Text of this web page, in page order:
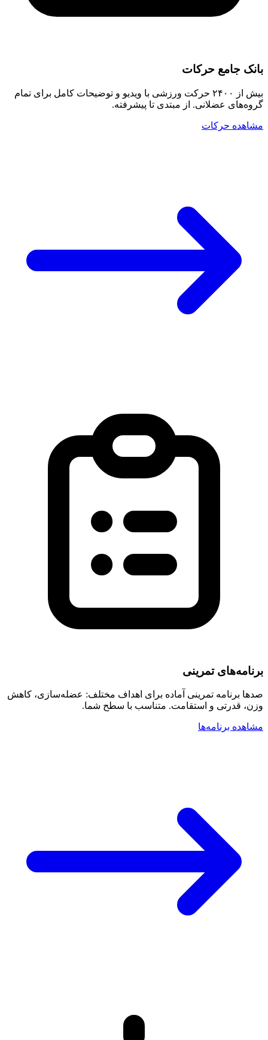
بانک جامع حرکات
بیش از ۲۴۰۰ حرکت ورزشی با ویدیو و توضیحات کامل برای تمام
گروه‌های عضلانی. از مبتدی تا پیشرفته.
مشاهده حرکات
برنامه‌های تمرینی
صدها برنامه تمرینی آماده برای اهداف مختلف: عضله‌سازی، کاهش
وزن، قدرتی و استقامت. متناسب با سطح شما.
مشاهده برنامه‌ها